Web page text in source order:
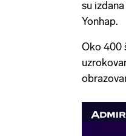
su
Yonhap.
Oko 400